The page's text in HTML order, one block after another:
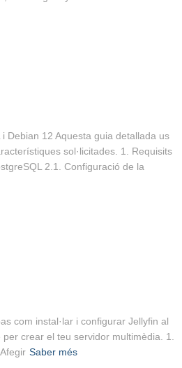
Debian 12 Aquesta guia detallada us
sol·licitades. 1. Requisits
2.1. Configuració de la
com instal·lar i configurar Jellyfin al
crear el teu servidor multimèdia. 1.
Saber més